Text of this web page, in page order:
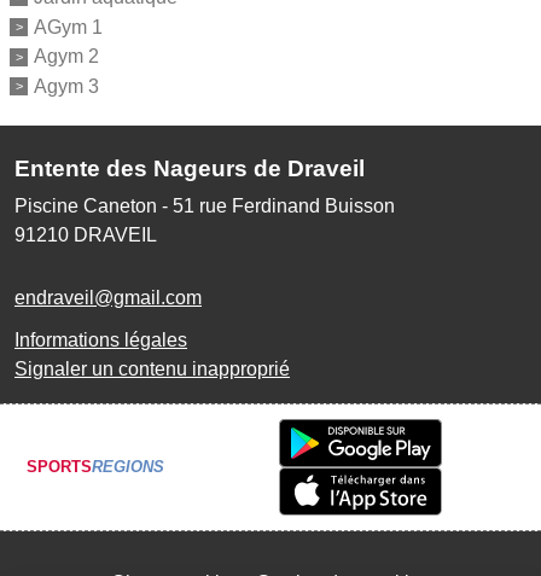
AGym 1
Agym 2
Agym 3
Entente des Nageurs de Draveil
Piscine Caneton - 51 rue Ferdinand Buisson
91210 DRAVEIL
endraveil@gmail.com
Informations légales
Signaler un contenu inapproprié
SPORTSREGIONS